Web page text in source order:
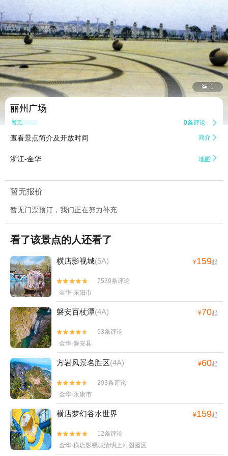
 1
丽州广场
暂无点评 0条评论 
查看景点简介及开放时间 简介 
浙江-金华 地图 
暂无报价
暂无门票预订，我们正在努力补充
看了该景点的人还看了
横店影视城(5A) ¥159起


7539条评论
金华·东阳市
磐安百杖潭(4A) ¥70起


93条评论
金华·磐安县
方岩风景名胜区(4A) ¥60起


203条评论
金华·永康市
横店梦幻谷水世界 ¥159起


12条评论
金华·横店影视城清明上河图园区